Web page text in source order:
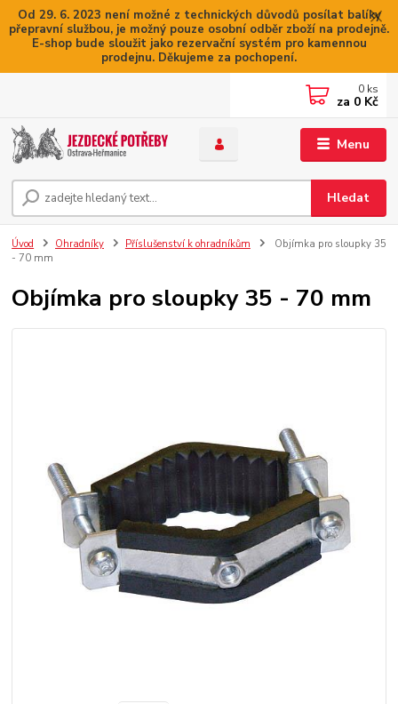
Od 29. 6. 2023 není možné z technických důvodů posílat balíky
přepravní službou, je možný pouze osobní odběr zboží na prodejně.
E-shop bude sloužit jako rezervační systém pro kamennou
prodejnu. Děkujeme za pochopení.
Menu
Hledat
0 ks
za 0 Kč
Úvod Ohradníky Příslušenství k ohradníkům
Objímka pro sloupky 35
- 70 mm
Objímka pro sloupky 35 - 70 mm